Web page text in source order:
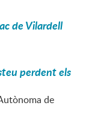
de Vilardell
perdent els
de